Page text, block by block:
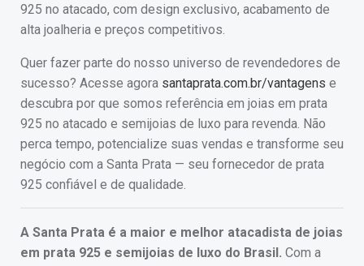
925 no atacado, com design exclusivo, acabamento de
alta joalheria e preços competitivos.
Quer fazer parte do nosso universo de revendedores de
sucesso? Acesse agora santaprata.com.br/vantagens e
descubra por que somos referência em joias em prata
925 no atacado e semijoias de luxo para revenda. Não
perca tempo, potencialize suas vendas e transforme seu
negócio com a Santa Prata — seu fornecedor de prata
925 confiável e de qualidade.
A Santa Prata é a maior e melhor atacadista de joias
em prata 925 e semijoias de luxo do Brasil. Com a